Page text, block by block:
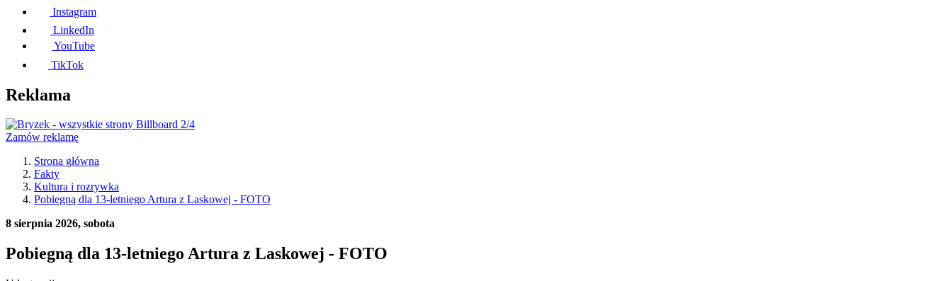
Instagram
LinkedIn
YouTube
TikTok
Reklama
Zamów reklamę
Strona główna
Fakty
Kultura i rozrywka
Pobiegną dla 13-letniego Artura z Laskowej - FOTO
8 sierpnia 2026, sobota
Pobiegną dla 13-letniego Artura z Laskowej - FOTO